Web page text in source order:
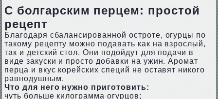
С болгарским перцем: простой
рецепт
Благодаря сбалансированной остроте, огурцы по
такому рецепту можно подавать как на взрослый,
так и детский стол. Они подойдут для подачи в
виде закуски и просто добавки на ужин. Аромат
перца и вкус корейских специй не оставят никого
равнодушным.
Что для него нужно приготовить:
чуть больше килограмма огурцов;